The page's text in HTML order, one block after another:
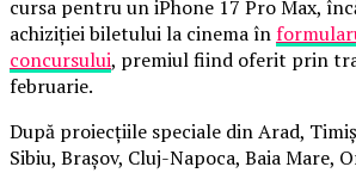
cursa pentru un iPhone 17 Pro Max,
achiziției biletului la cinema în
concursului, premiul fiind oferit prin
februarie.
După proiecțiile speciale din Arad,
Sibiu, Brașov, Cluj-Napoca, Baia Mare,